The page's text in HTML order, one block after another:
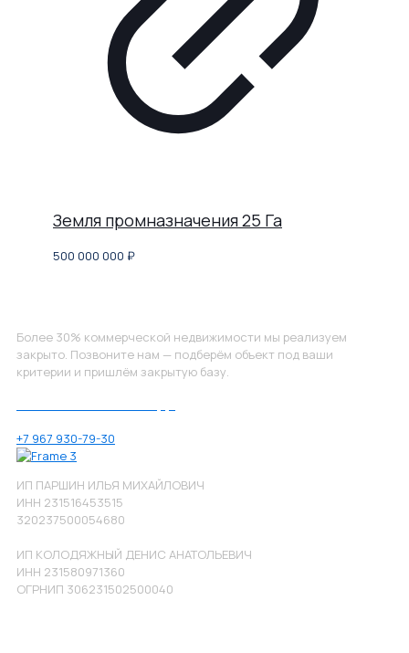
Земля промназначения 25 Га
500 000 000 ₽
Более 30% коммерческой недвижимости мы реализуем
закрыто. Позвоните нам — подберём объект под ваши
критерии и пришлём закрытую базу.
+7 967 930-79-30
ИП ПАРШИН ИЛЬЯ МИХАЙЛОВИЧ
ИНН 231516453515
320237500054680
ИП КОЛОДЯЖНЫЙ ДЕНИС АНАТОЛЬЕВИЧ
ИНН 231580971360
ОГРНИП 306231502500040